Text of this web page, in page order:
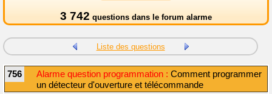
3 742 questions dans le forum alarme
Liste des questions
756 Alarme question programmation : Comment programmer
un détecteur d'ouverture et télécommande